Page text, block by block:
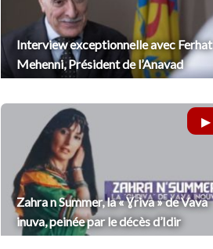
Interview exceptionnelle avec Ferhat
Mehenni, Président de l’Anavad
Zahra n Summer, la « Ɣriva » de Vava
inuva, peinée par le décès d’Idir